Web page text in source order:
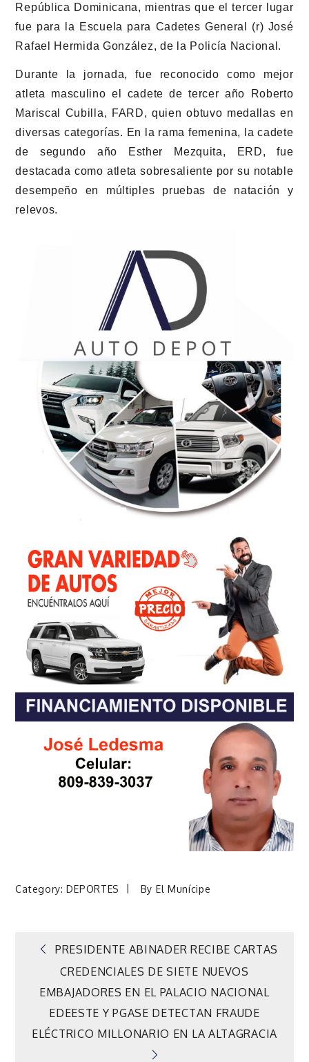
República Dominicana, mientras que el tercer lugar
fue para la Escuela para Cadetes General (r) José
Rafael Hermida González, de la Policía Nacional.
Durante la jornada, fue reconocido como mejor
atleta masculino el cadete de tercer año Roberto
Mariscal Cubilla, FARD, quien obtuvo medallas en
diversas categorías. En la rama femenina, la cadete
de segundo año Esther Mezquita, ERD, fue
destacada como atleta sobresaliente por su notable
desempeño en múltiples pruebas de natación y
relevos.
Category:DEPORTES By El Munícipe
Navegación
de
entradas
PRESIDENTE ABINADER RECIBE CARTAS
CREDENCIALES DE SIETE NUEVOS
EMBAJADORES EN EL PALACIO NACIONAL
EDEESTE Y PGASE DETECTAN FRAUDE
ELÉCTRICO MILLONARIO EN LA ALTAGRACIA